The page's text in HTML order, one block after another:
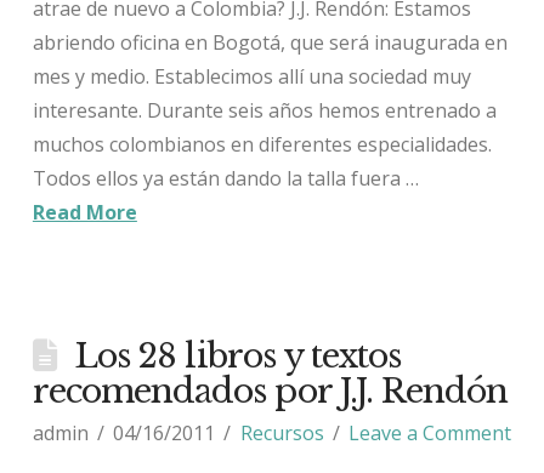
atrae de nuevo a Colombia? J.J. Rendón: Estamos
abriendo oficina en Bogotá, que será inaugurada en
mes y medio. Establecimos allí una sociedad muy
interesante. Durante seis años hemos entrenado a
muchos colombianos en diferentes especialidades.
Todos ellos ya están dando la talla fuera …
Read More
Los 28 libros y textos
recomendados por J.J. Rendón
admin 04/16/2011 Recursos Leave a Comment